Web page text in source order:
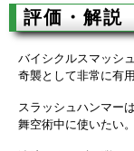
評価・解説
バイシクルスマッシ
奇襲として非常に有用
スラッシュハンマー
舞空術中に使いたい。